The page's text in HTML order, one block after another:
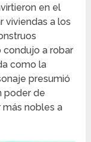
en el
viviendas a los
condujo a robar
como la
presumió
poder de
más nobles a